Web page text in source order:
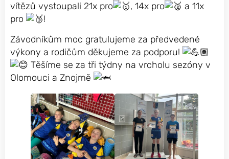
vítězů vystoupali 21x pro
, 14x pro
a 11x
pro
!
Závodníkům moc gratulujeme za předvedené
výkony a rodičům děkujeme za podporu!
Těšíme se za tři týdny na vrcholu sezóny v
Olomouci a Znojmě